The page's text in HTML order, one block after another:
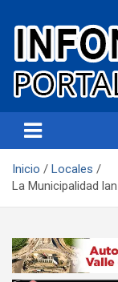
Infonoa
Inicio
Locales
La Municipalidad